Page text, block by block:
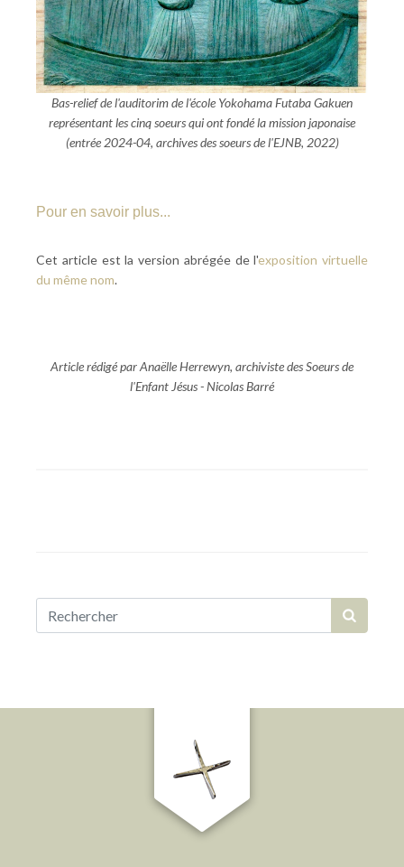
Bas-relief de l'auditorim de l'école Yokohama Futaba Gakuen
représentant les cinq soeurs qui ont fondé la mission japonaise
(entrée 2024-04, archives des soeurs de l'EJNB, 2022)
Pour en savoir plus...
Cet article est la version abrégée de l'exposition virtuelle
du même nom.
Article rédigé par Anaëlle Herrewyn, archiviste des Soeurs de
l'Enfant Jésus - Nicolas Barré